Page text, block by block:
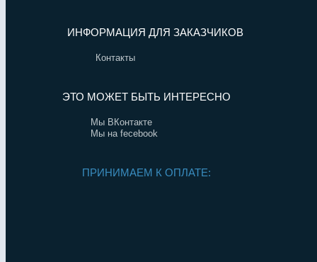
ИНФОРМАЦИЯ ДЛЯ ЗАКАЗЧИКОВ
Контакты
ЭТО МОЖЕТ БЫТЬ ИНТЕРЕСНО
Мы ВКонтакте
Мы на fecebook
ПРИНИМАЕМ К ОПЛАТЕ: